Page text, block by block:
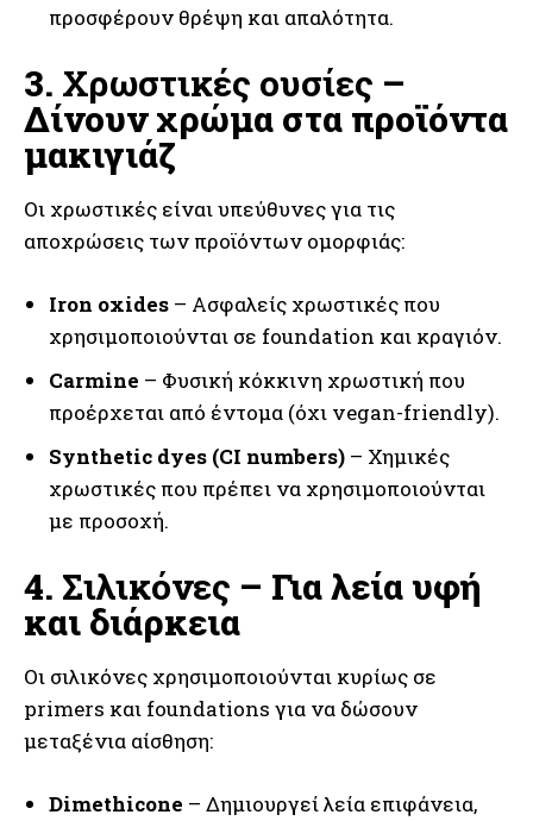
προσφέρουν θρέψη και απαλότητα.
3. Χρωστικές ουσίες –
Δίνουν χρώμα στα προϊόντα
μακιγιάζ
Οι χρωστικές είναι υπεύθυνες για τις
αποχρώσεις των προϊόντων ομορφιάς:
Iron oxides – Ασφαλείς χρωστικές που
χρησιμοποιούνται σε foundation και κραγιόν.
Carmine – Φυσική κόκκινη χρωστική που
προέρχεται από έντομα (όχι vegan-friendly).
Synthetic dyes (CI numbers) – Χημικές
χρωστικές που πρέπει να χρησιμοποιούνται
με προσοχή.
4. Σιλικόνες – Για λεία υφή
και διάρκεια
Οι σιλικόνες χρησιμοποιούνται κυρίως σε
primers και foundations για να δώσουν
μεταξένια αίσθηση:
Dimethicone – Δημιουργεί λεία επιφάνεια,